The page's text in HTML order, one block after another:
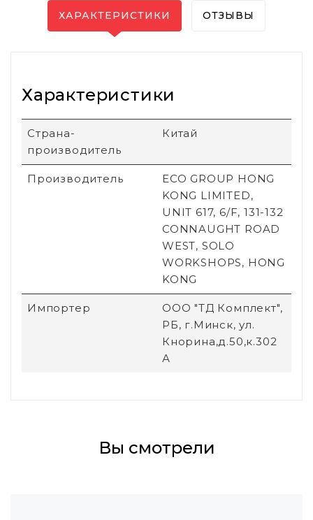
ХАРАКТЕРИСТИКИ ОТЗЫВЫ
Характеристики
Страна-
производитель
Китай
Производитель
ECO GROUP HONG
KONG LIMITED,
UNIT 617, 6/F, 131-132
CONNAUGHT ROAD
WEST, SOLO
WORKSHOPS, HONG
KONG
Импортер
ООО "ТД Комплект",
РБ, г.Минск, ул.
Кнорина,д.50,к.302
А
Вы смотрели